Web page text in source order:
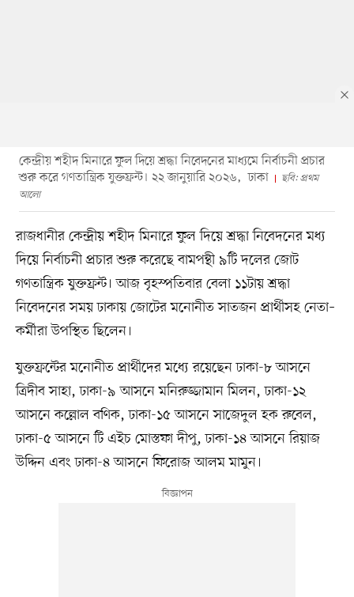
কেন্দ্রীয় শহীদ মিনারে ফুল দিয়ে শ্রদ্ধা নিবেদনের মাধ্যমে নির্বাচনী প্রচার
শুরু করে গণতান্ত্রিক যুক্তফ্রন্ট। ২২ জানুয়ারি ২০২৬, ঢাকা
ছবি: প্রথম
আলো
রাজধানীর কেন্দ্রীয় শহীদ মিনারে ফুল দিয়ে শ্রদ্ধা নিবেদনের মধ্য
দিয়ে নির্বাচনী প্রচার শুরু করেছে বামপন্থী ৯টি দলের জোট
গণতান্ত্রিক যুক্তফ্রন্ট। আজ বৃহস্পতিবার বেলা ১১টায় শ্রদ্ধা
নিবেদনের সময় ঢাকায় জোটের মনোনীত সাতজন প্রার্থীসহ নেতা–
কর্মীরা উপস্থিত ছিলেন।
যুক্তফ্রন্টের মনোনীত প্রার্থীদের মধ্যে রয়েছেন ঢাকা-৮ আসনে
ত্রিদীব সাহা, ঢাকা-৯ আসনে মনিরুজ্জামান মিলন, ঢাকা-১২
আসনে কল্লোল বণিক, ঢাকা-১৫ আসনে সাজেদুল হক রুবেল,
ঢাকা-৫ আসনে টি এইচ মোস্তফা দীপু, ঢাকা-১৪ আসনে রিয়াজ
উদ্দিন এবং ঢাকা-৪ আসনে ফিরোজ আলম মামুন।